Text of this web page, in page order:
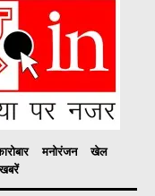
मनोरंजन
खेल